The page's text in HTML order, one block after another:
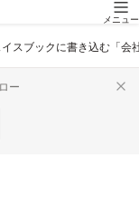
メニュー
スブックに書き込む「会
ー